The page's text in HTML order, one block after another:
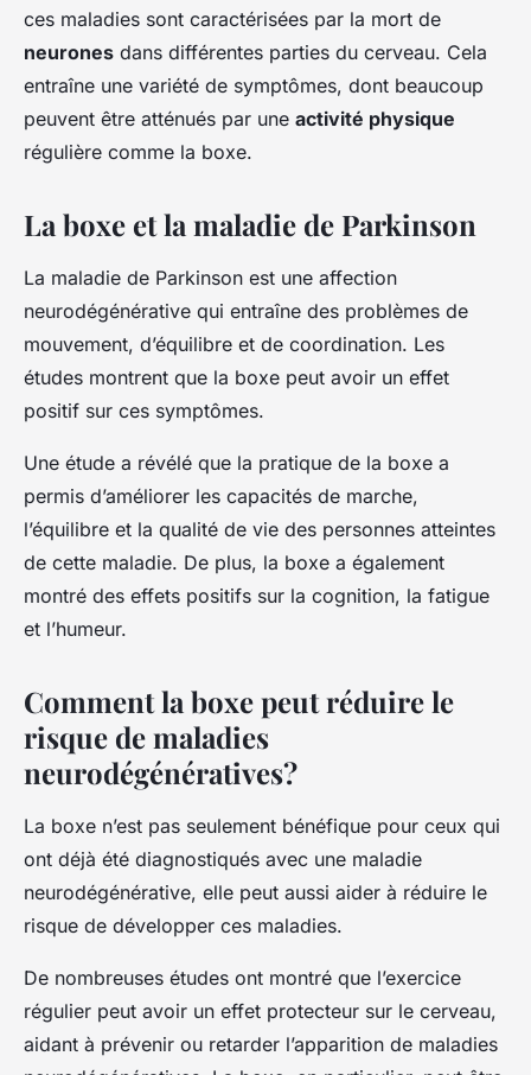
ces maladies sont caractérisées par la mort de
neurones dans différentes parties du cerveau. Cela
entraîne une variété de symptômes, dont beaucoup
peuvent être atténués par une activité physique
régulière comme la boxe.
La boxe et la maladie de Parkinson
La maladie de Parkinson est une affection
neurodégénérative qui entraîne des problèmes de
mouvement, d’équilibre et de coordination. Les
études montrent que la boxe peut avoir un effet
positif sur ces symptômes.
Une étude a révélé que la pratique de la boxe a
permis d’améliorer les capacités de marche,
l’équilibre et la qualité de vie des personnes atteintes
de cette maladie. De plus, la boxe a également
montré des effets positifs sur la cognition, la fatigue
et l’humeur.
Comment la boxe peut réduire le
risque de maladies
neurodégénératives?
La boxe n’est pas seulement bénéfique pour ceux qui
ont déjà été diagnostiqués avec une maladie
neurodégénérative, elle peut aussi aider à réduire le
risque de développer ces maladies.
De nombreuses études ont montré que l’exercice
régulier peut avoir un effet protecteur sur le cerveau,
aidant à prévenir ou retarder l’apparition de maladies